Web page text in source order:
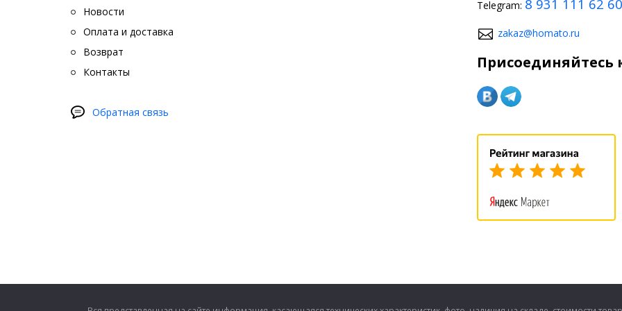
Новости
Оплата и доставка
Возврат
Контакты
Обратная связь
Telegram: 8 931 111 62 60
zakaz@homato.ru
Присоединяйтесь